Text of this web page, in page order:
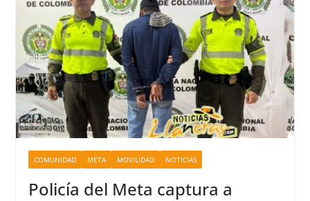
COMUNIDAD META MOVILIDAD NOTICIAS
Policía del Meta captura a